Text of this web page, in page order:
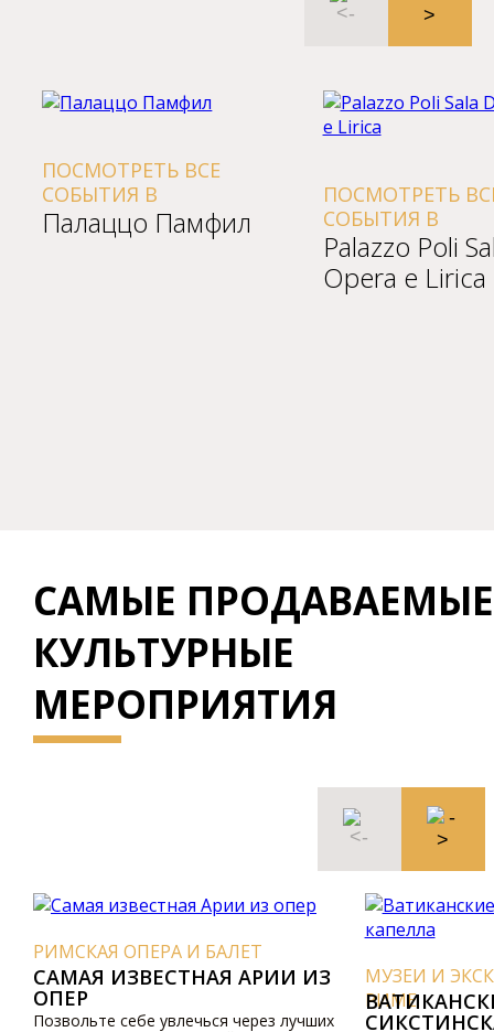
ПОСМОТРЕТЬ ВСЕ
СОБЫТИЯ В
Палаццо Памфил
ПОСМОТРЕТЬ ВСЕ
СОБЫТИЯ В
Palazzo Poli
Opera e Lirica
САМЫЕ ПРОДАВАЕМЫЕ
КУЛЬТУРНЫЕ
МЕРОПРИЯТИЯ
РИМСКАЯ ОПЕРА И БАЛЕТ
САМАЯ ИЗВЕСТНАЯ АPИИ ИЗ
ОПЕP
Позвольте себе увлечься чеpез лучших
МУЗЕИ И
РИМЕ